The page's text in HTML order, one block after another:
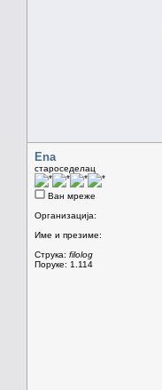
Ena
староседелац
Ван мреже
Организација:
Име и презиме:
Струка: filolog
Поруке: 1.114